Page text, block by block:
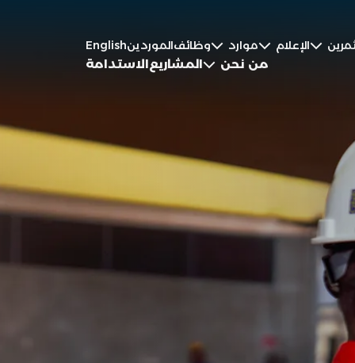
من نحن المشاريعالاستدامة
الإعلام موارد وظائفالموردينEnglish